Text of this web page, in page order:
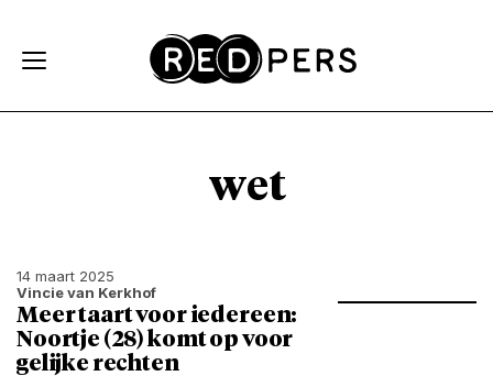
wet
14 maart 2025
Vincie van Kerkhof
Meer taart voor iedereen:
Noortje (28) komt op voor
gelijke rechten